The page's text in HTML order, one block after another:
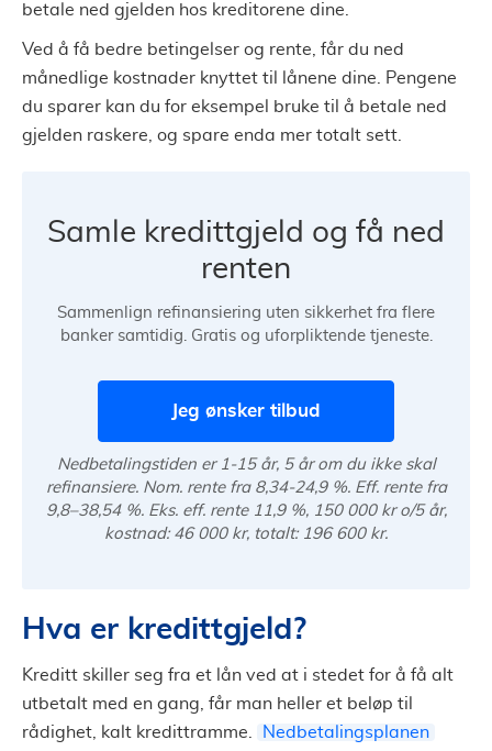
betale ned gjelden hos kreditorene dine.
Ved å få bedre betingelser og rente, får du ned
månedlige kostnader knyttet til lånene dine. Pengene
du sparer kan du for eksempel bruke til å betale ned
gjelden raskere, og spare enda mer totalt sett.
Samle kredittgjeld og få ned
renten
Sammenlign refinansiering uten sikkerhet fra flere
banker samtidig. Gratis og uforpliktende tjeneste.
Jeg ønsker tilbud
Nedbetalingstiden er 1-15 år, 5 år om du ikke skal
refinansiere. Nom. rente fra 8,34-24,9 %. Eff. rente fra
9,8–38,54 %. Eks. eff. rente 11,9 %, 150 000 kr o/5 år,
kostnad: 46 000 kr, totalt: 196 600 kr.
Hva er kredittgjeld?
Kreditt skiller seg fra et lån ved at i stedet for å få alt
utbetalt med en gang, får man heller et beløp til
rådighet, kalt kredittramme.
Nedbetalingsplanen